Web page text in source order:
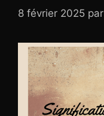
8 février 2025 par